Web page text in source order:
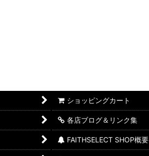
ショッピングカート
各店ブログ＆リンク集
FAITHSELECT SHOP概要